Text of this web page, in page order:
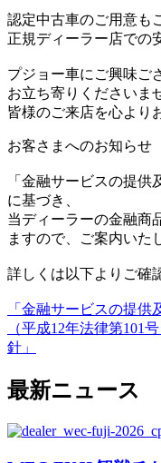
認定中古車のご用意も
正規ディーラー店での
プジョー車にご興味ご
お立ち寄りくださいま
皆様のご来店を心より
お客さまへのお知らせ
「金融サービスの提供
に基づき、
当ディーラーの金融商
ますので、ご案内いた
詳しくは以下よりご確
「金融サービスの提供
（平成12年法律第101
針」
最新ニュース